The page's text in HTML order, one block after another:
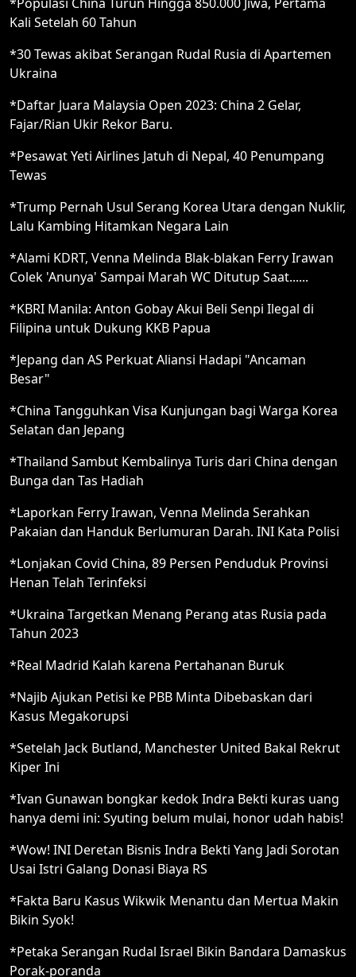
Kali Setelah 60 Tahun
*30 Tewas akibat Serangan Rudal Rusia di Apartemen
Ukraina
*Daftar Juara Malaysia Open 2023: China 2 Gelar,
Fajar/Rian Ukir Rekor Baru.
*Pesawat Yeti Airlines Jatuh di Nepal, 40 Penumpang
Tewas
*Trump Pernah Usul Serang Korea Utara dengan Nuklir,
Lalu Kambing Hitamkan Negara Lain
*Alami KDRT, Venna Melinda Blak-blakan Ferry Irawan
Colek 'Anunya' Sampai Marah WC Ditutup Saat......
*KBRI Manila: Anton Gobay Akui Beli Senpi Ilegal di
Filipina untuk Dukung KKB Papua
*Jepang dan AS Perkuat Aliansi Hadapi "Ancaman
Besar"
*China Tangguhkan Visa Kunjungan bagi Warga Korea
Selatan dan Jepang
*Thailand Sambut Kembalinya Turis dari China dengan
Bunga dan Tas Hadiah
*Laporkan Ferry Irawan, Venna Melinda Serahkan
Pakaian dan Handuk Berlumuran Darah. INI Kata Polisi
*Lonjakan Covid China, 89 Persen Penduduk Provinsi
Henan Telah Terinfeksi
*Ukraina Targetkan Menang Perang atas Rusia pada
Tahun 2023
*Real Madrid Kalah karena Pertahanan Buruk
*Najib Ajukan Petisi ke PBB Minta Dibebaskan dari
Kasus Megakorupsi
*Setelah Jack Butland, Manchester United Bakal Rekrut
Kiper Ini
*Ivan Gunawan bongkar kedok Indra Bekti kuras uang
hanya demi ini: Syuting belum mulai, honor udah habis!
*Wow! INI Deretan Bisnis Indra Bekti Yang Jadi Sorotan
Usai Istri Galang Donasi Biaya RS
*Fakta Baru Kasus Wikwik Menantu dan Mertua Makin
Bikin Syok!
*Petaka Serangan Rudal Israel Bikin Bandara Damaskus
Porak-poranda